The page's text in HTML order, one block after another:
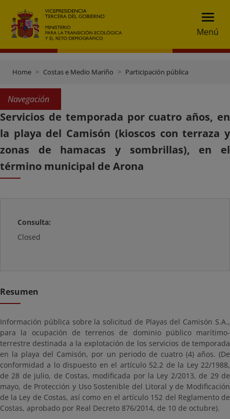
Menú
Home Costas e Medio Mariño Participación pública
Navegación
Servicios de temporada por cuatro años, en
la playa del Camisón (kioscos con terraza y
zonas de hamacas y sombrillas), en el
término municipal de Arona
Consulta:
Closed
Resumen
Información pública sobre la solicitud de Playas del Camisón S.A.,
para la ocupación de terrenos de dominio público marítimo-
terrestre destinada a la explotación de los servicios de temporada
en la playa del Camisón, por un periodo de cuatro (4) años. (De
conformidad a lo dispuesto en el artículo 52.2 de la Ley 22/1988,
de 28 de julio, de Costas, modificada por la Ley 2/2013, de 29 de
mayo, de Protección y Uso Sostenible del Litoral y de Modificación
de la Ley de Costas, así como en el artículo 152 del Reglamento de
Costas, aprobado por Real Decreto 876/2014, de 10 de octubre).